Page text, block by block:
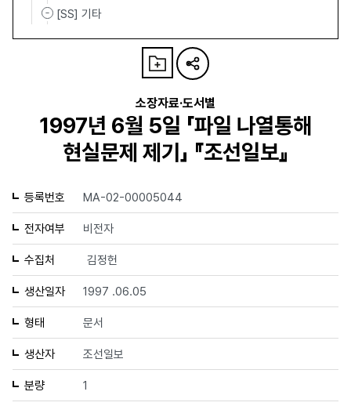
[SS] 기타
소장자료·도서별
1997년 6월 5일 「파일 나열통해
현실문제 제기」 『조선일보』
등록번호 MA-02-00005044
전자여부 비전자
수집처 김정헌
생산일자 1997 .06.05
형태 문서
생산자 조선일보
분량 1